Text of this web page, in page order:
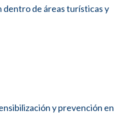
dentro de áreas turísticas y
y prevención en